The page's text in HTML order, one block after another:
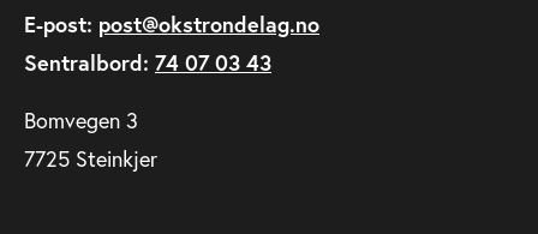
E-post: post@okstrondelag.no
Sentralbord: 74 07 03 43
Bomvegen 3
7725 Steinkjer